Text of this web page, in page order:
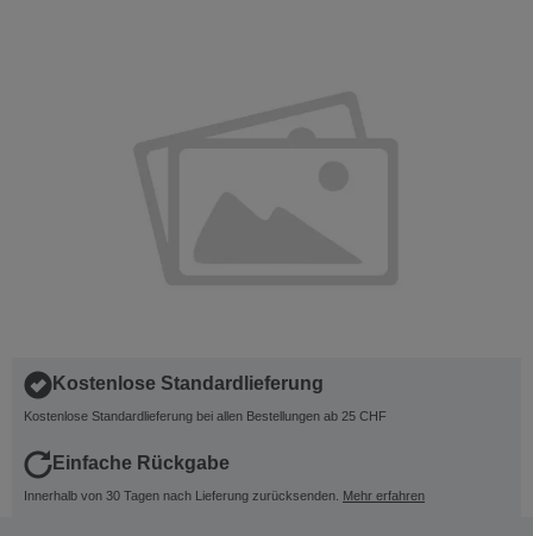
Kostenlose Standardlieferung
Kostenlose Standardlieferung bei allen Bestellungen ab 25 CHF
Einfache Rückgabe
Innerhalb von 30 Tagen nach Lieferung zurücksenden. Mehr erfahren